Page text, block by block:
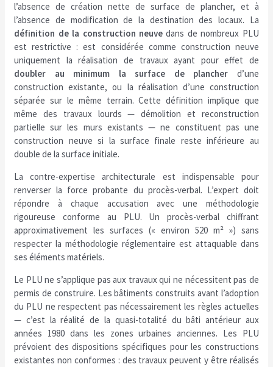
l’absence de création nette de surface de plancher, et à
l’absence de modification de la destination des locaux. La
définition de la construction neuve dans de nombreux PLU
est restrictive : est considérée comme construction neuve
uniquement la réalisation de travaux ayant pour effet de
doubler au minimum la surface de plancher d’une
construction existante, ou la réalisation d’une construction
séparée sur le même terrain. Cette définition implique que
même des travaux lourds — démolition et reconstruction
partielle sur les murs existants — ne constituent pas une
construction neuve si la surface finale reste inférieure au
double de la surface initiale.
La contre-expertise architecturale est indispensable pour
renverser la force probante du procès-verbal. L’expert doit
répondre à chaque accusation avec une méthodologie
rigoureuse conforme au PLU. Un procès-verbal chiffrant
approximativement les surfaces (« environ 520 m² ») sans
respecter la méthodologie réglementaire est attaquable dans
ses éléments matériels.
Le PLU ne s’applique pas aux travaux qui ne nécessitent pas de
permis de construire. Les bâtiments construits avant l’adoption
du PLU ne respectent pas nécessairement les règles actuelles
— c’est la réalité de la quasi-totalité du bâti antérieur aux
années 1980 dans les zones urbaines anciennes. Les PLU
prévoient des dispositions spécifiques pour les constructions
existantes non conformes : des travaux peuvent y être réalisés